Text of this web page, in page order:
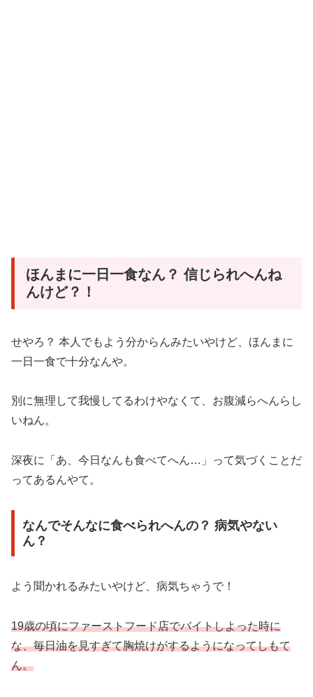
ほんまに一日一食なん？ 信じられへんね
んけど？！
せやろ？ 本人でもよう分からんみたいやけど、ほんまに
一日一食で十分なんや。
別に無理して我慢してるわけやなくて、お腹減らへんらし
いねん。
深夜に「あ、今日なんも食べてへん…」って気づくことだ
ってあるんやて。
なんでそんなに食べられへんの？ 病気やない
ん？
よう聞かれるみたいやけど、病気ちゃうで！
19歳の頃にファーストフード店でバイトしよった時に
な、毎日油を見すぎて胸焼けがするようになってしもて
ん。